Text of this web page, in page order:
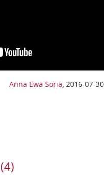
Anna Ewa Soria, 2016-07-30
(4)